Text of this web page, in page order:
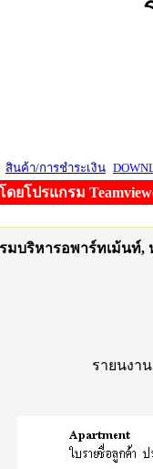
สินค้า/การชำระเงิน
โปรแกรม
มบริหารอพาร์ทเม้นท์,
รายนงา